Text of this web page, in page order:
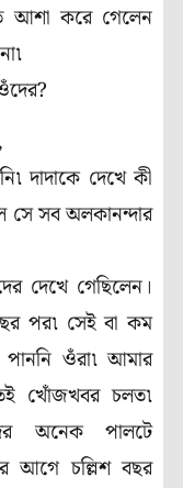
আশা করে গেলেন
দাদাকে দেখে কী
সে সব অলকানন্দার
দেখে গেছিলেন।
পর৷ সেই বা কম
ওঁরা৷ আমার
খোঁজখবর চলত৷
অনেক পালটে
আগে চল্লিশ বছর